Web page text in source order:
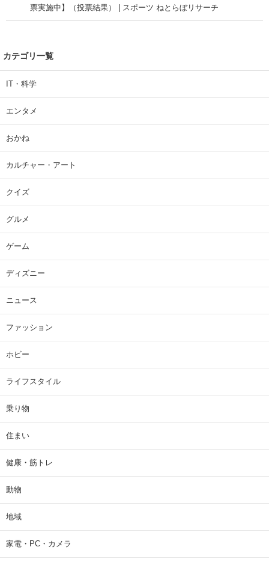
票実施中】（投票結果） | スポーツ ねとらぼリサーチ
カテゴリ一覧
IT・科学
エンタメ
おかね
カルチャー・アート
クイズ
グルメ
ゲーム
ディズニー
ニュース
ファッション
ホビー
ライフスタイル
乗り物
住まい
健康・筋トレ
動物
地域
家電・PC・カメラ